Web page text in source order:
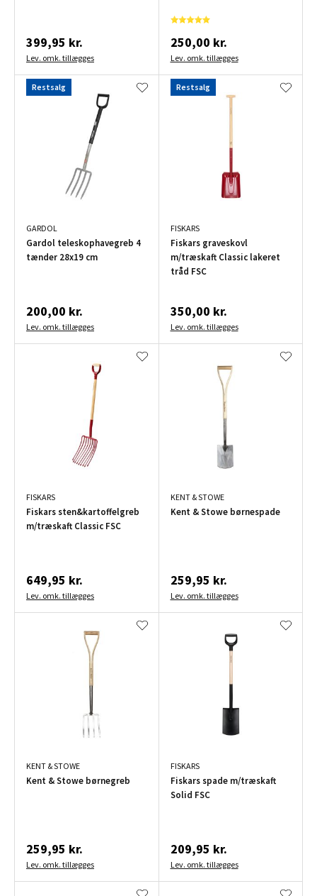
399,95 kr.
Lev. omk. tillægges
250,00 kr.
Lev. omk. tillægges
Restsalg
GARDOL
Gardol teleskophavegreb 4
tænder 28x19 cm
200,00 kr.
Lev. omk. tillægges
Restsalg
FISKARS
Fiskars graveskovl
m/træskaft Classic lakeret
tråd FSC
350,00 kr.
Lev. omk. tillægges
FISKARS
Fiskars sten&kartoffelgreb
m/træskaft Classic FSC
649,95 kr.
Lev. omk. tillægges
KENT & STOWE
Kent & Stowe børnespade
259,95 kr.
Lev. omk. tillægges
KENT & STOWE
Kent & Stowe børnegreb
259,95 kr.
Lev. omk. tillægges
FISKARS
Fiskars spade m/træskaft
Solid FSC
209,95 kr.
Lev. omk. tillægges